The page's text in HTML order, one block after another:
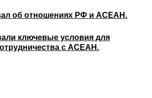
об отношениях РФ и АСЕАН.
ключевые условия для
с АСЕАН.